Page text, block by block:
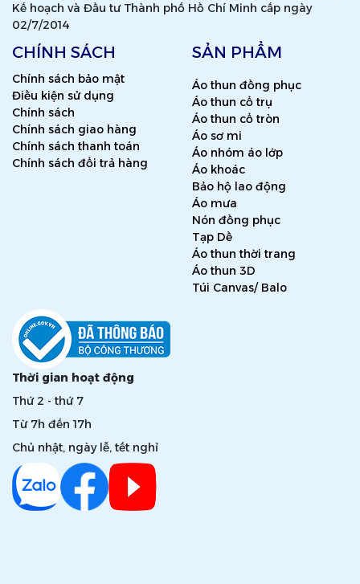
Kế hoạch và Đầu tư Thành phố Hồ Chí Minh cấp ngày
02/7/2014
CHÍNH SÁCH
Chính sách bảo mật
Điều kiện sử dụng
Chính sách
Chính sách giao hàng
Chính sách thanh toán
Chính sách đổi trả hàng
SẢN PHẨM
Áo thun đồng phục
Áo thun cổ trụ
Áo thun cổ tròn
Áo sơ mi
Áo nhóm áo lớp
Áo khoác
Bảo hộ lao động
Áo mưa
Nón đồng phục
Tạp Dề
Áo thun thời trang
Áo thun 3D
Túi Canvas/ Balo
Thời gian hoạt động
Thứ 2 - thứ 7
Từ 7h đến 17h
Chủ nhật, ngày lễ, tết nghỉ